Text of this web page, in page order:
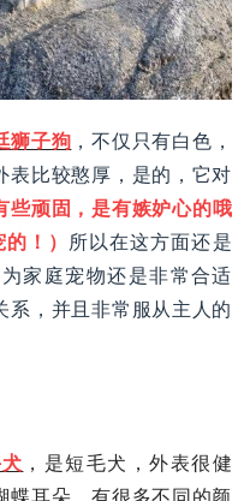
狮子狗 ，不仅只有白色，
表比较憨厚，是的，它对
些顽固，是有嫉妒心的哦
！） 所以在这方面还是
家庭宠物还是非常合适
系，并且非常服从主人的
，是短毛犬，外表很健